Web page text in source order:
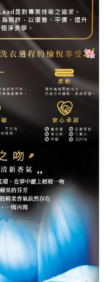
AFTEE先享後付」服務完成之交
，並將交易相關給付款項請求債
網址：
或監護人之同意方可使用
起之損失，本公司不負相關責
別帳號之用戶狀況，依本公司即
足之情形，本公司將視審查結果
註冊。若發現惡意使用之情形，
使用額度並採取法律行動。